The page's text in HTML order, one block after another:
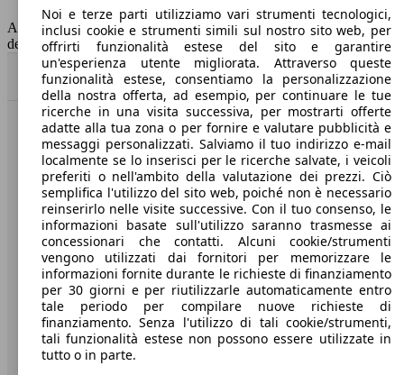
Capacità del serbatoio
47 l
AutoScout24 non si assume alcuna responsabilità per la correttezza
dei dati.
Torna su
Benvenuti su AutoScout24, il mercato auto europeo.
Società
A proposito di AutoScout24
Stampa
Media
Condizioni generali
Informazioni
Noi e terze parti utilizziamo vari strumenti tecnologici,
inclusi cookie e strumenti simili sul nostro sito web, per
offrirti funzionalità estese del sito e garantire
un'esperienza utente migliorata. Attraverso queste
funzionalità estese, consentiamo la personalizzazione
della nostra offerta, ad esempio, per continuare le tue
ricerche in una visita successiva, per mostrarti offerte
adatte alla tua zona o per fornire e valutare pubblicità e
messaggi personalizzati. Salviamo il tuo indirizzo e-mail
localmente se lo inserisci per le ricerche salvate, i veicoli
preferiti o nell'ambito della valutazione dei prezzi. Ciò
semplifica l'utilizzo del sito web, poiché non è necessario
reinserirlo nelle visite successive. Con il tuo consenso, le
informazioni basate sull'utilizzo saranno trasmesse ai
concessionari che contatti. Alcuni cookie/strumenti
vengono utilizzati dai fornitori per memorizzare le
informazioni fornite durante le richieste di finanziamento
per 30 giorni e per riutilizzarle automaticamente entro
tale periodo per compilare nuove richieste di
finanziamento. Senza l'utilizzo di tali cookie/strumenti,
tali funzionalità estese non possono essere utilizzate in
tutto o in parte.